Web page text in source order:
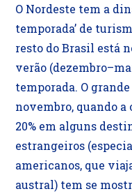
O Nordeste tem a
temporada’ de
resto do Brasil está
verão
temporada. O
novembro, quando a
20% em alguns
estrangeiros
americanos, que
austral) tem se